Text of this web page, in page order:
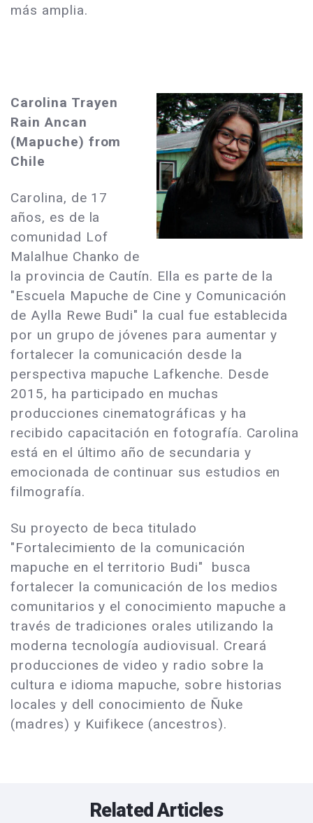
más amplia.
Carolina Trayen
Rain Ancan
(Mapuche) from
Chile
Carolina, de 17
años, es de la
comunidad Lof
Malalhue Chanko de
la provincia de Cautín. Ella es parte de la
"Escuela Mapuche de Cine y Comunicación
de Aylla Rewe Budi" la cual fue establecida
por un grupo de jóvenes para aumentar y
fortalecer la comunicación desde la
perspectiva mapuche Lafkenche. Desde
2015, ha participado en muchas
producciones cinematográficas y ha
recibido capacitación en fotografía. Carolina
está en el último año de secundaria y
emocionada de continuar sus estudios en
filmografía.
Su proyecto de beca titulado
"Fortalecimiento de la comunicación
mapuche en el territorio Budi" busca
fortalecer la comunicación de los medios
comunitarios y el conocimiento mapuche a
través de tradiciones orales utilizando la
moderna tecnología audiovisual. Creará
producciones de video y radio sobre la
cultura e idioma mapuche, sobre historias
locales y dell conocimiento de Ñuke
(madres) y Kuifikece (ancestros).
Related Articles